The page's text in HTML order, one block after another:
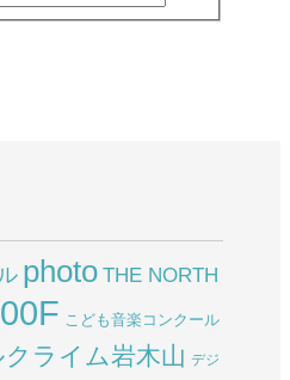
photo THE NORTH
こども音楽コンクール
ライム岩木山 デジ